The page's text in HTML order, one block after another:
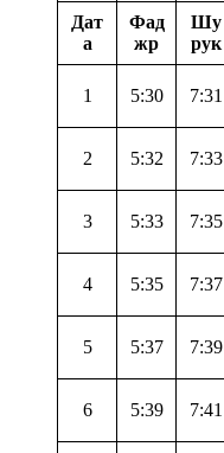
Дат
а
Фад
жр
Шу
рук
1 5:30 7:31
2 5:32 7:33
3 5:33 7:35
4 5:35 7:37
5 5:37 7:39
6 5:39 7:41